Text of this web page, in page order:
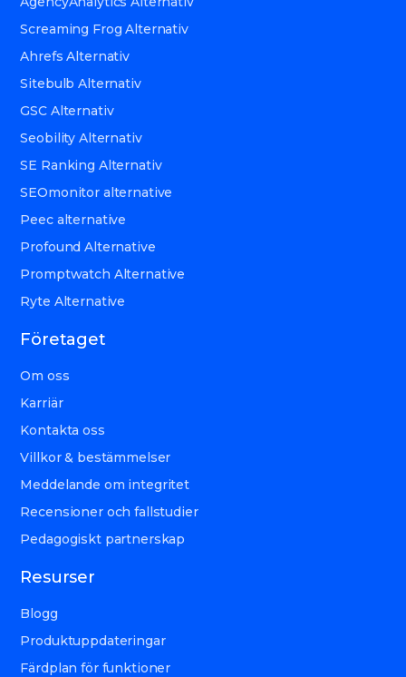
Screaming Frog Alternativ
Ahrefs Alternativ
Sitebulb Alternativ
GSC Alternativ
Seobility Alternativ
SE Ranking Alternativ
SEOmonitor alternative
Peec alternative
Profound Alternative
Promptwatch Alternative
Ryte Alternative
Företaget
Om oss
Karriär
Kontakta oss
Villkor & bestämmelser
Meddelande om integritet
Recensioner och fallstudier
Pedagogiskt partnerskap
Resurser
Blogg
Produktuppdateringar
Färdplan för funktioner